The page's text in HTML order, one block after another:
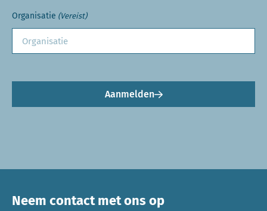
Organisatie (Vereist)
Aanmelden
Neem contact met ons op